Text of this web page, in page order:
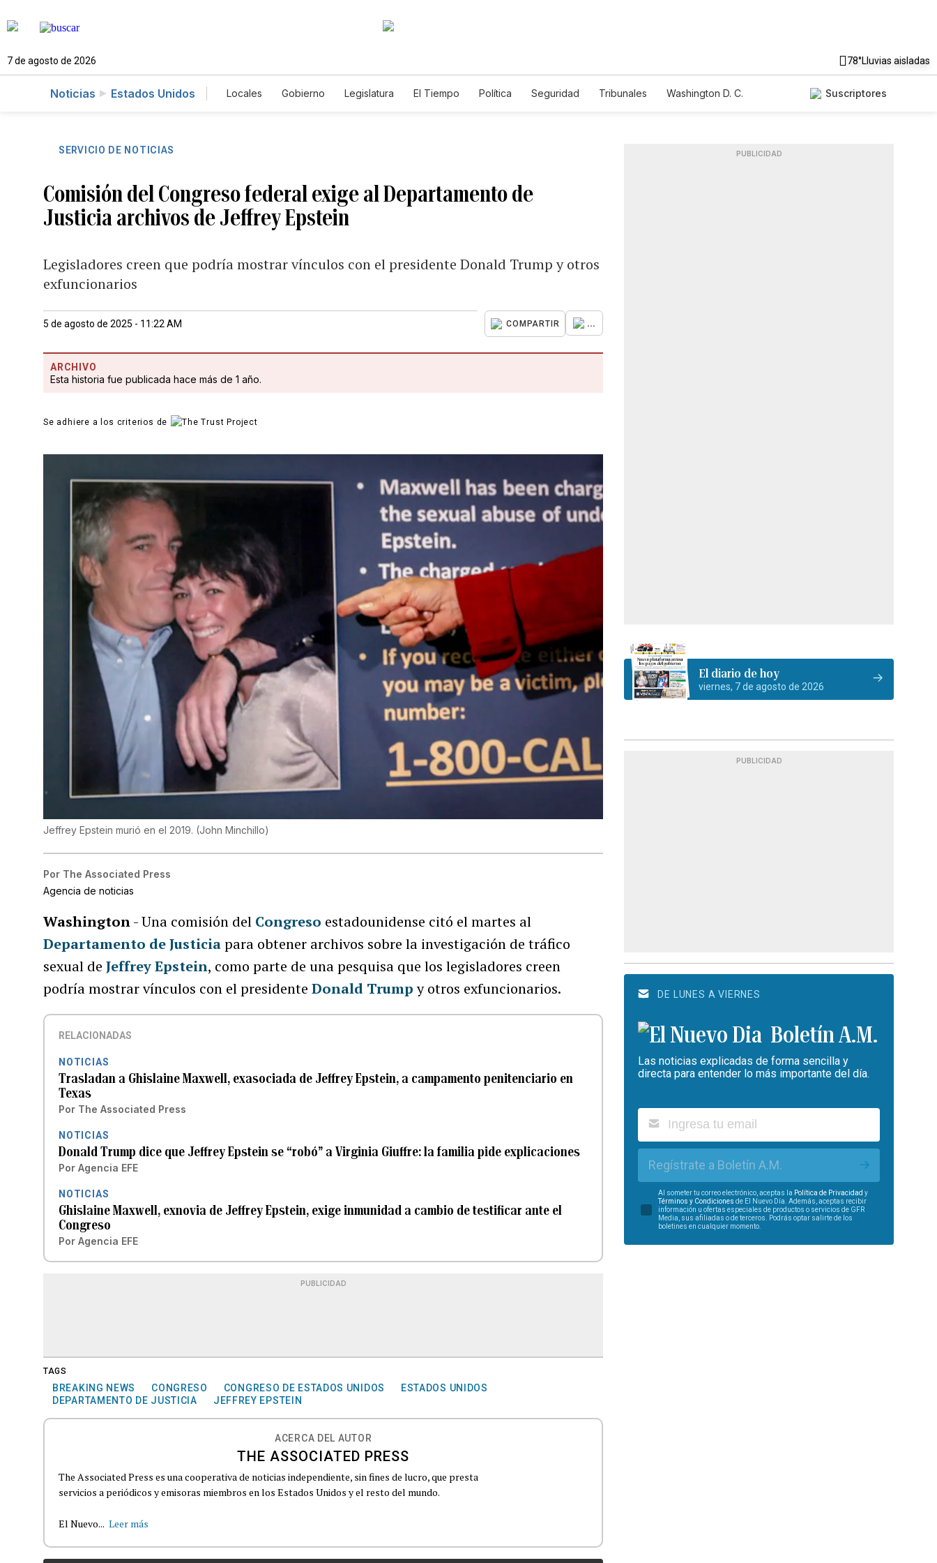
7 de agosto de 2026 78°Lluvias aisladas
Noticias Estados Unidos Locales Gobierno Legislatura El Tiempo Política Seguridad Tribunales
Washington D. C.
Suscriptores
SERVICIO DE NOTICIAS
Comisión del Congreso federal exige al Departamento de
Justicia archivos de Jeffrey Epstein
Legisladores creen que podría mostrar vínculos con el presidente Donald Trump y otros
exfuncionarios
5 de agosto de 2025 - 11:22 AM COMPARTIR ...
ARCHIVO
Esta historia fue publicada hace más de 1 año.
Se adhiere a los criterios de
Jeffrey Epstein murió en el 2019. (John Minchillo)
Por The Associated Press
Agencia de noticias
Washington- Una comisión del Congreso estadounidense citó el martes al
Departamento de Justiciapara obtener archivos sobre la investigación de tráfico
sexual deJeffrey Epstein, como parte de una pesquisa que los legisladores creen
podría mostrar vínculos con el presidente Donald Trumpy otros exfuncionarios.
RELACIONADAS
NOTICIAS
Trasladan a Ghislaine Maxwell, exasociada de Jeffrey Epstein, a campamento penitenciario en
Texas
Por The Associated Press
NOTICIAS
Donald Trump dice que Jeffrey Epstein se “robó” a Virginia Giuffre: la familia pide explicaciones
Por Agencia EFE
NOTICIAS
Ghislaine Maxwell, exnovia de Jeffrey Epstein, exige inmunidad a cambio de testificar ante el
Congreso
Por Agencia EFE
PUBLICIDAD
TAGS
BREAKING NEWS CONGRESO CONGRESO DE ESTADOS UNIDOS
ESTADOS UNIDOS
DEPARTAMENTO DE JUSTICIA
JEFFREY EPSTEIN
ACERCA DEL AUTOR
THE ASSOCIATED PRESS
The Associated Press es una cooperativa de noticias independiente, sin fines de lucro, que presta
servicios a periódicos y emisoras miembros en los Estados Unidos y el resto del mundo.
El Nuevo... Leer más
PUBLICIDAD
El diario de hoy
viernes, 7 de agosto de 2026
PUBLICIDAD
DE LUNES A VIERNES
Boletín A.M.
Las noticias explicadas de forma sencilla y
directa para entender lo más importante del día.
Regístrate a Boletín A.M.
Al someter tu correo electrónico, aceptas la Política de Privacidad y
Términos y Condiciones de El Nuevo Día. Además, aceptas recibir
información u ofertas especiales de productos o servicios de GFR
Media, sus afiliadas o de terceros. Podrás optar salirte de los
boletines en cualquier momento.